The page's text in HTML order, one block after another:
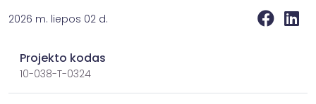
2026 m. liepos 02 d.
Projekto kodas
10-038-T-0324